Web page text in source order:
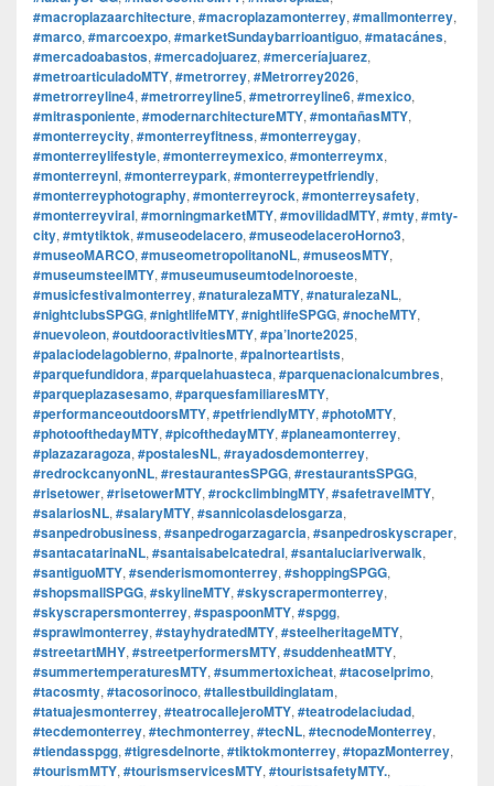
#macroplazaarchitecture, #macroplazamonterrey, #mallmonterrey,
#marco, #marcoexpo, #marketSundaybarrioantiguo, #matacánes,
#mercadoabastos, #mercadojuarez, #merceríajuarez,
#metroarticuladoMTY, #metrorrey, #Metrorrey2026,
#metrorreyline4, #metrorreyline5, #metrorreyline6, #mexico,
#mitrasponiente, #modernarchitectureMTY, #montañasMTY,
#monterreycity, #monterreyfitness, #monterreygay,
#monterreylifestyle, #monterreymexico, #monterreymx,
#monterreynl, #monterreypark, #monterreypetfriendly,
#monterreyphotography, #monterreyrock, #monterreysafety,
#monterreyviral, #morningmarketMTY, #movilidadMTY, #mty, #mty-
city, #mtytiktok, #museodelacero, #museodelaceroHorno3,
#museoMARCO, #museometropolitanoNL, #museosMTY,
#museumsteelMTY, #museumuseumtodelnoroeste,
#musicfestivalmonterrey, #naturalezaMTY, #naturalezaNL,
#nightclubsSPGG, #nightlifeMTY, #nightlifeSPGG, #nocheMTY,
#nuevoleon, #outdooractivitiesMTY, #pa’lnorte2025,
#palaciodelagobierno, #palnorte, #palnorteartists,
#parquefundidora, #parquelahuasteca, #parquenacionalcumbres,
#parqueplazasesamo, #parquesfamiliaresMTY,
#performanceoutdoorsMTY, #petfriendlyMTY, #photoMTY,
#photoofthedayMTY, #picofthedayMTY, #planeamonterrey,
#plazazaragoza, #postalesNL, #rayadosdemonterrey,
#redrockcanyonNL, #restaurantesSPGG, #restaurantsSPGG,
#risetower, #risetowerMTY, #rockclimbingMTY, #safetravelMTY,
#salariosNL, #salaryMTY, #sannicolasdelosgarza,
#sanpedrobusiness, #sanpedrogarzagarcia, #sanpedroskyscraper,
#santacatarinaNL, #santaisabelcatedral, #santaluciariverwalk,
#santiguoMTY, #senderismomonterrey, #shoppingSPGG,
#shopsmallSPGG, #skylineMTY, #skyscrapermonterrey,
#skyscrapersmonterrey, #spaspoonMTY, #spgg,
#sprawlmonterrey, #stayhydratedMTY, #steelheritageMTY,
#streetartMHY, #streetperformersMTY, #suddenheatMTY,
#summertemperaturesMTY, #summertoxicheat, #tacoselprimo,
#tacosmty, #tacosorinoco, #tallestbuildinglatam,
#tatuajesmonterrey, #teatrocallejeroMTY, #teatrodelaciudad,
#tecdemonterrey, #techmonterrey, #tecNL, #tecnodeMonterrey,
#tiendasspgg, #tigresdelnorte, #tiktokmonterrey, #topazMonterrey,
#tourismMTY, #tourismservicesMTY, #touristsafetyMTY.,